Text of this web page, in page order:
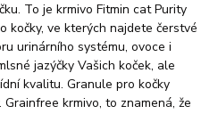
To je krmivo Fitmin cat Purity
kočky, ve kterých najdete čerstvé
urinárního systému, ovoce i
jazýčky Vašich koček, ale
kvalitu. Granule pro kočky
krmivo, to znamená, že